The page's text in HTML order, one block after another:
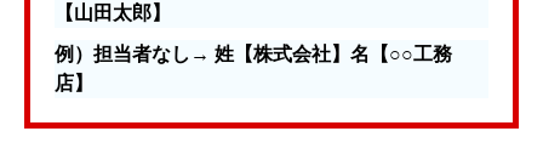
【山田太郎】
例）担当者なし→ 姓【株式会社】名【○○工務
店】